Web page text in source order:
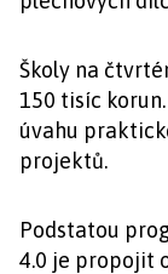
Školy na
150 tisíc
úvahu
projektů.
Podstatou
4.0 je propojit